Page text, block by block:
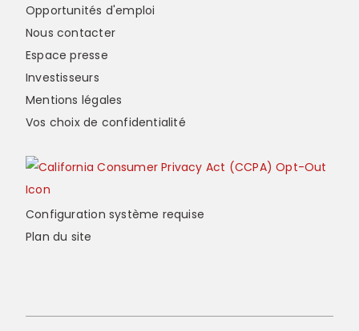
Opportunités d'emploi
Nous contacter
Espace presse
Investisseurs
Mentions légales
Vos choix de confidentialité
Configuration système requise
Plan du site